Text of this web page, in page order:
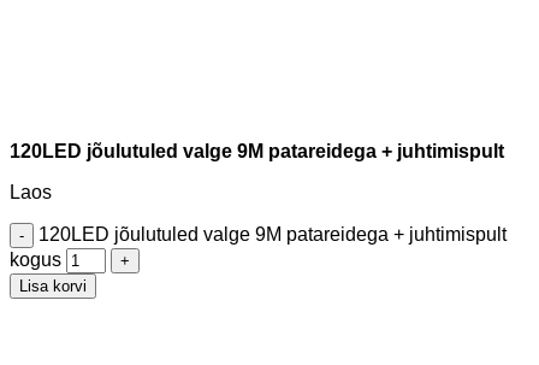
120LED jõulutuled valge 9M patareidega + juhtimispult
Laos
120LED jõulutuled valge 9M patareidega + juhtimispult
kogus
Lisa korvi